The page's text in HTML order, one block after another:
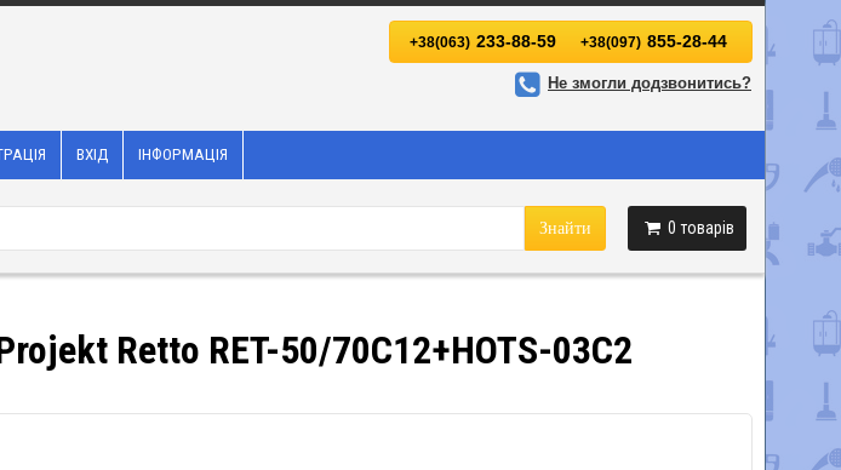
+38(063) 233-88-59 +38(097) 855-28-44
Не змогли додзвонитись?
ВХІД ІНФОРМАЦІЯ
0 товарів
Знайти
Retto RET-50/70C12+HOTS-03C2